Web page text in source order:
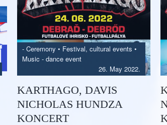
- Ceremony • Festival, cultural events •
Music - dance event
26. May 2022.
KARTHAGO, DAVIS
NICHOLAS HUNDZA
KONCERT